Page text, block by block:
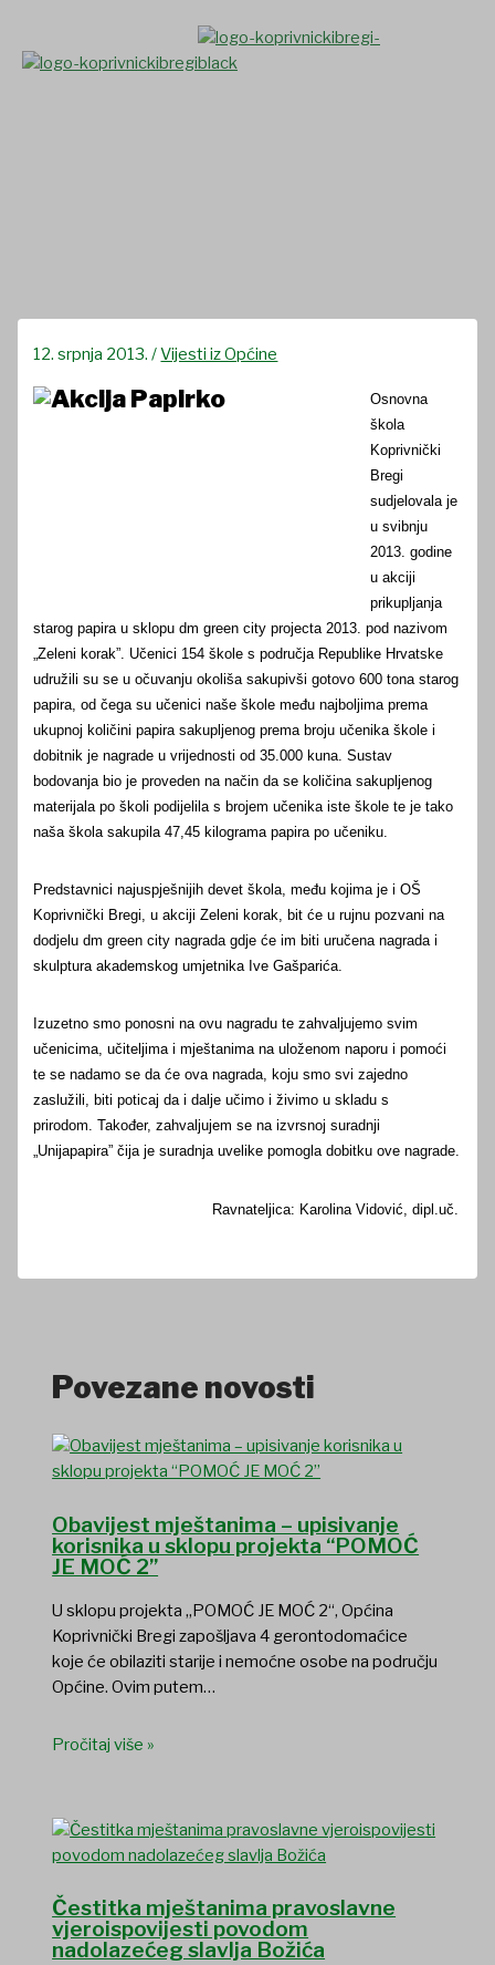
content
12. srpnja 2013./Vijesti iz Općine
Osnovna
škola
Koprivnički
Bregi
sudjelovala je
u svibnju
2013. godine
u akciji
prikupljanja
starog papira u sklopu dm green city projecta 2013. pod nazivom
„Zeleni korak”. Učenici 154 škole s područja Republike Hrvatske
udružili su se u očuvanju okoliša sakupivši gotovo 600 tona starog
papira, od čega su učenici naše škole među najboljima prema
ukupnoj količini papira sakupljenog prema broju učenika škole i
dobitnik je nagrade u vrijednosti od 35.000 kuna.Sustav
bodovanja bio je proveden na način da se količina sakupljenog
materijala po školi podijelila s brojem učenika iste škole te je tako
naša škola sakupila 47,45 kilograma papira po učeniku.
Predstavnici najuspješnijih devet škola, među kojima je i OŠ
Koprivnički Bregi, u akciji Zeleni korak, bit će u rujnu pozvani na
dodjelu dm green city nagrada gdje će im biti uručena nagrada i
skulptura akademskog umjetnika Ive Gašparića.
Izuzetno smo ponosni na ovu nagradu te zahvaljujemo svim
učenicima, učiteljima i mještanima na uloženom naporu i pomoći
te se nadamo se da će ova nagrada, koju smo svi zajedno
zaslužili, biti poticaj da i dalje učimo i živimo u skladu s
prirodom.Također, zahvaljujem se na izvrsnoj suradnji
„Unijapapira” čija je suradnja uvelike pomogla dobitku ove nagrade.
Ravnateljica: Karolina Vidović, dipl.uč.
Povezane novosti
Obavijest mještanima – upisivanje
korisnika u sklopu projekta “POMOĆ
JE MOĆ 2”
U sklopu projekta „POMOĆ JE MOĆ 2“, Općina
Koprivnički Bregi zapošljava 4 gerontodomaćice
koje će obilaziti starije i nemoćne osobe na području
Općine. Ovim putem…
Pročitaj više »
Čestitka mještanima pravoslavne
vjeroispovijesti povodom
nadolazećeg slavlja Božića